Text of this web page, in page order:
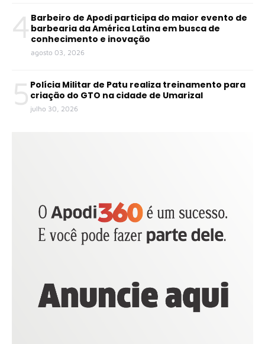
4 Barbeiro de Apodi participa do maior evento de
barbearia da América Latina em busca de
conhecimento e inovação
agosto 03, 2026
5 Polícia Militar de Patu realiza treinamento para
criação do GTO na cidade de Umarizal
julho 30, 2026